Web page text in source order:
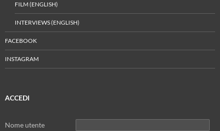
FILM (ENGLISH)
INTERVIEWS (ENGLISH)
FACEBOOK
INSTAGRAM
ACCEDI
Nome utente